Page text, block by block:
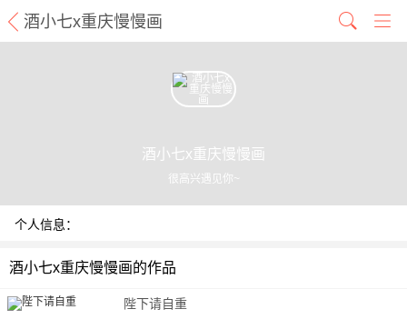
酒小七x重庆慢慢画
酒小七x重庆慢慢画
很高兴遇见你~
个人信息：
酒小七x重庆慢慢画的作品
陛下请自重